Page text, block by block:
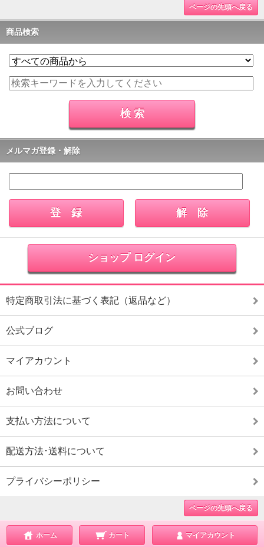
ページの先頭へ戻る
商品検索
メルマガ登録・解除
ショップ ログイン
特定商取引法に基づく表記（返品など）
公式ブログ
マイアカウント
お問い合わせ
支払い方法について
配送方法･送料について
プライバシーポリシー
ページの先頭へ戻る
ホーム カート マイアカウント